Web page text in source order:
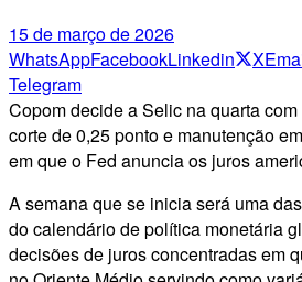
15 de março de 2026
WhatsAppFacebookLinkedin X
Telegram
Copom decide a Selic na quarta
corte de 0,25 ponto e manutenção
em que o Fed anuncia os juros
A semana que se inicia será uma
do calendário de política monetária
decisões de juros concentradas em